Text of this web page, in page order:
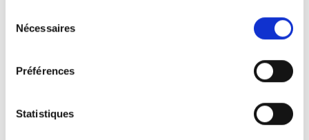
Nécessaires
Préférences
Statistiques